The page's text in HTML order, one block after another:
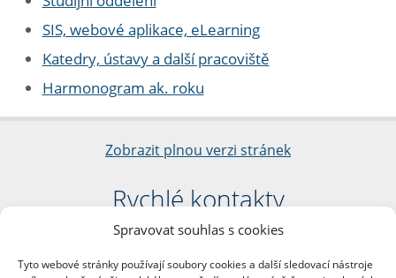
Spravovat souhlas s cookies
Tyto webové stránky používají soubory cookies a další sledovací nástroje
SIS, webové aplikace, eLearning
Katedry, ústavy a další pracoviště
Harmonogram ak. roku
Zobrazit plnou verzi stránek
Rychlé kontakty
Filozofická fakulta
nám. Jana Palacha 1/2